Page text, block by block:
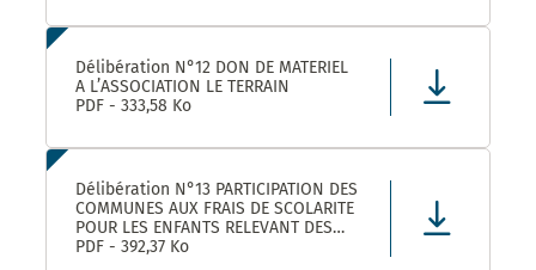
DU FONDS NATIONAL FRANCE
Délibération N°12 DON DE MATERIEL
A L’ASSOCIATION LE TERRAIN
PDF - 333,58 Ko
Délibération N°13 PARTICIPATION DES
COMMUNES AUX FRAIS DE SCOLARITE
POUR LES ENFANTS RELEVANT DES
DISPOSITIFS ULISS ET DAR
PDF - 392,37 Ko